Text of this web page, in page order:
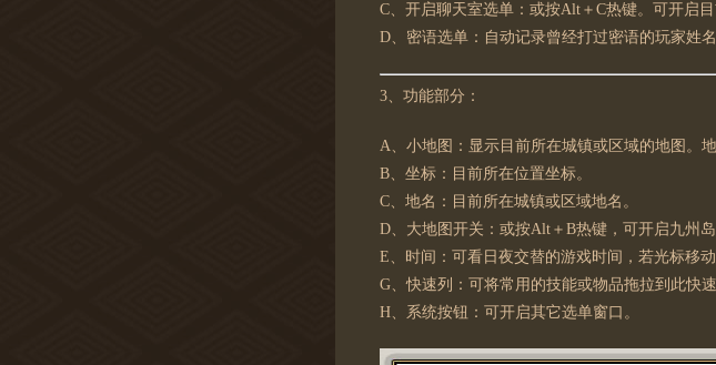
C、开启聊天室选单：或按Alt＋C热键。可开启
D、密语选单：自动记录曾经打过密语的玩家姓名
3、功能部分：
A、小地图：显示目前所在城镇或区域的地图。
B、坐标：目前所在位置坐标。
C、地名：目前所在城镇或区域地名。
D、大地图开关：或按Alt＋B热键，可开启九州
E、时间：可看日夜交替的游戏时间，若光标移
G、快速列：可将常用的技能或物品拖拉到此快
H、系统按钮：可开启其它选单窗口。